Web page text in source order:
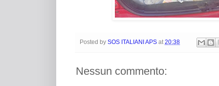
Posted by SOS ITALIANI APS at 20:38
Nessun commento: